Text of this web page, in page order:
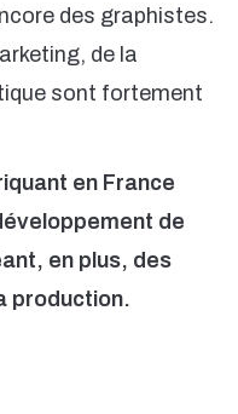
des graphistes.
de la
sont fortement
en France
de
en plus, des
production.